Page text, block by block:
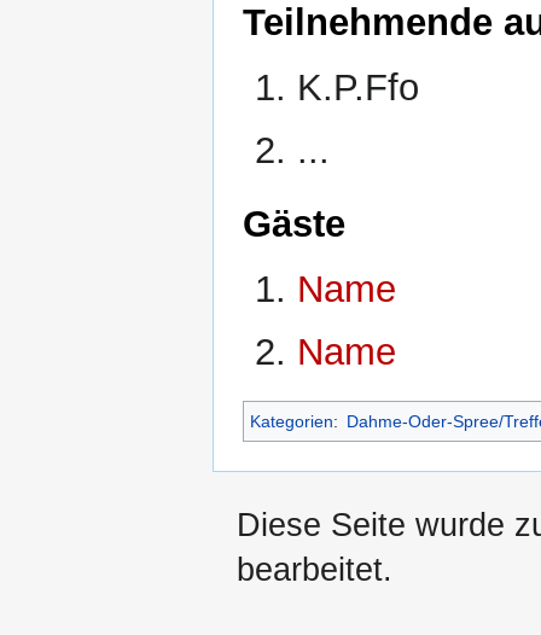
Teilnehmende
K.P.Ffo
...
Gäste
Name
Name
Kategorien: Dahme-Oder-Spree/
Diese Seite wurde
bearbeitet.